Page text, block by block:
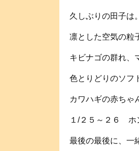
久しぶりの田子は
凛とした空気の粒
キビナゴの群れ、
色とりどりのソフ
カワハギの赤ちゃ
１/２５～２６ ホ
最後の最後に、一